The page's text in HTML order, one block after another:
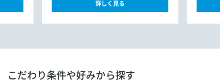
詳しく見る
こだわり条件や好みから探す